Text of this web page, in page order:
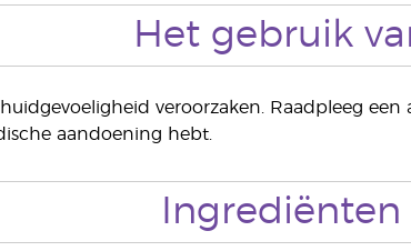
Het gebruik
veroorzaken. Raadpleeg een
aandoening hebt.
Ingrediënten